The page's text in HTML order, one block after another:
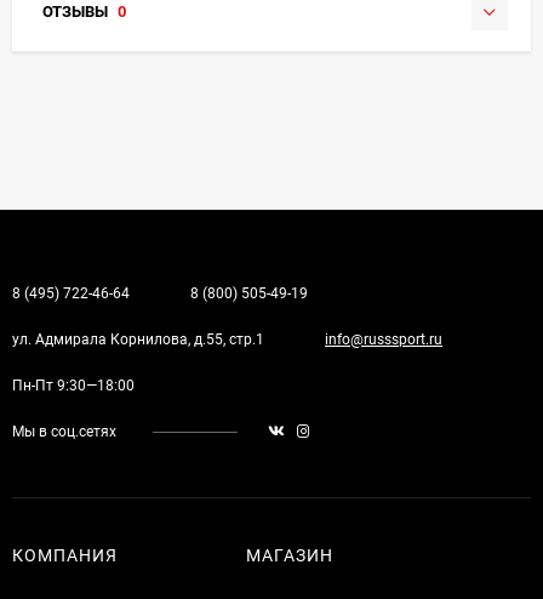
ОТЗЫВЫ 0
8 (495) 722-46-64 8 (800) 505-49-19
ул. Адмирала Корнилова, д.55, стр.1 info@russsport.ru
Пн-Пт 9:30—18:00
Мы в соц.сетях
КОМПАНИЯ МАГАЗИН